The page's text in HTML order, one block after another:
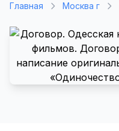
Главная Москва г